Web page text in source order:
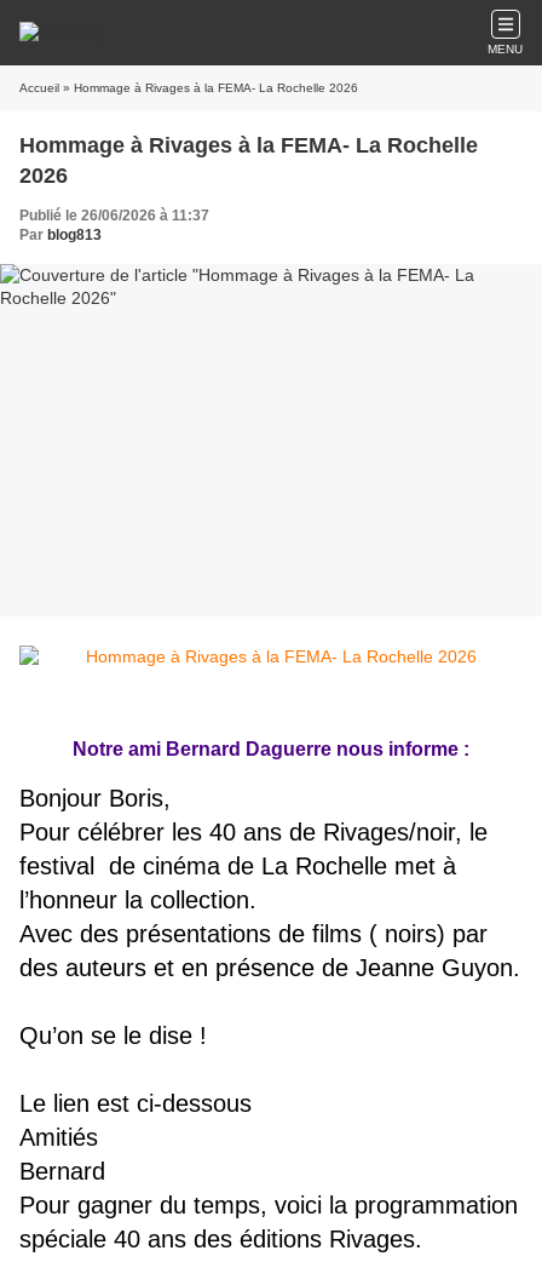
MENU
Accueil » Hommage à Rivages à la FEMA- La Rochelle 2026
Hommage à Rivages à la FEMA- La Rochelle
2026
Publié le 26/06/2026 à 11:37
Par blog813
Notre ami Bernard Daguerre nous informe :
Bonjour Boris,
Pour célébrer les 40 ans de Rivages/noir, le
festival de cinéma de La Rochelle met à
l’honneur la collection.
Avec des présentations de films ( noirs) par
des auteurs et en présence de Jeanne Guyon.
Qu’on se le dise !
Le lien est ci-dessous
Amitiés
Bernard
Pour gagner du temps, voici la programmation
spéciale 40 ans des éditions Rivages.